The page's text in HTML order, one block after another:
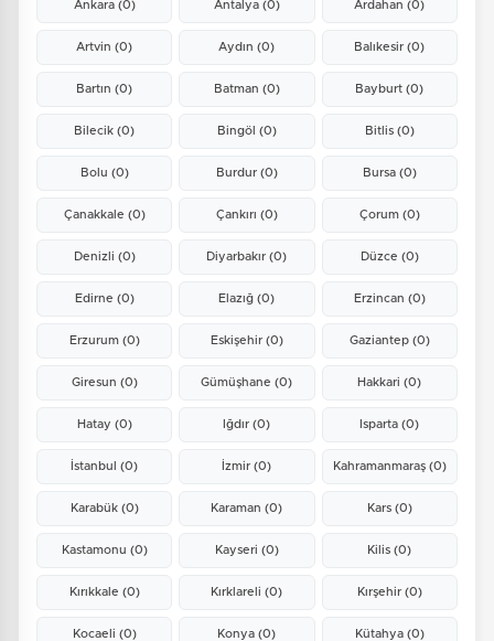
Ankara (0) Antalya (0) Ardahan(0)
Artvin(0) Aydın(0) Balıkesir(0)
Bartın(0) Batman (0) Bayburt(0)
Bilecik(0) Bingöl (0) Bitlis (0)
Bolu (0) Burdur (0) Bursa (0)
Çanakkale (0) Çankırı (0) Çorum (0)
Denizli (0) Diyarbakır(0) Düzce (0)
Edirne (0) Elazığ(0) Erzincan (0)
Erzurum (0) Eskişehir (0) Gaziantep (0)
Giresun (0) Gümüşhane(0) Hakkari(0)
Hatay (0) Iğdır(0) Isparta(0)
İstanbul(0) İzmir(0) Kahramanmaraş (0)
Karabük (0) Karaman(0) Kars (0)
Kastamonu (0) Kayseri (0) Kilis(0)
Kırıkkale (0) Kırklareli(0) Kırşehir (0)
Kocaeli (0) Konya(0) Kütahya (0)